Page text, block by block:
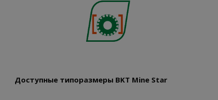
Доступные типоразмеры BKT Mine Star